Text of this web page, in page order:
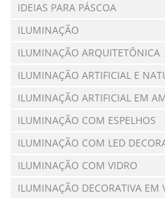
IDEIAS PARA PÁSCOA
ILUMINAÇÃO
ILUMINAÇÃO ARQUITETÔNICA
ILUMINAÇÃO ARTIFICIAL E
ILUMINAÇÃO ARTIFICIAL EM
ILUMINAÇÃO COM ESPELHOS
ILUMINAÇÃO COM LED
ILUMINAÇÃO COM VIDRO
ILUMINAÇÃO DECORATIVA EM